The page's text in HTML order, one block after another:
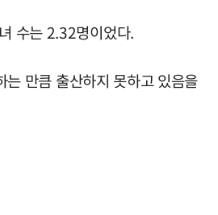
수는 2.32명이었다.
만큼 출산하지 못하고 있음을